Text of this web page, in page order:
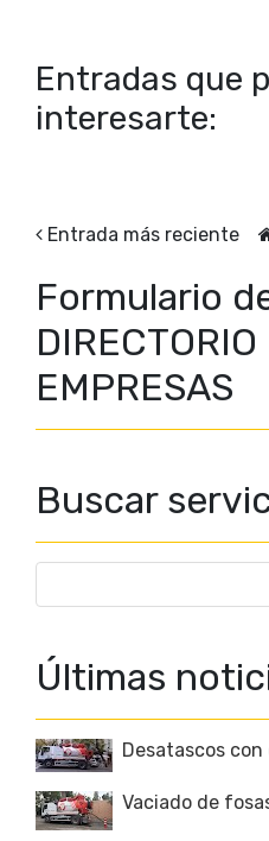
Entradas que
interesarte:
Entrada más reciente
Formulario
DIRECTORIO
EMPRESAS
Buscar
Últimas
Desatascos
Vaciado de